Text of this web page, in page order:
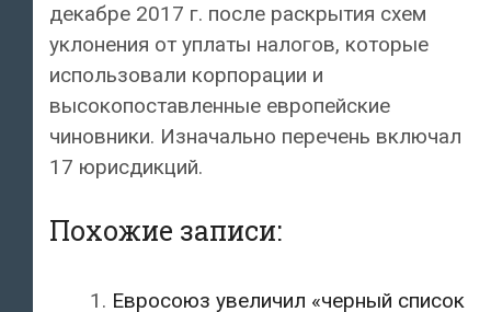
декабре 2017 г. после раскрытия схем
уклонения от уплаты налогов, которые
использовали корпорации и
высокопоставленные европейские
чиновники. Изначально перечень включал
17 юрисдикций.
Похожие записи:
Евросоюз увеличил «черный список